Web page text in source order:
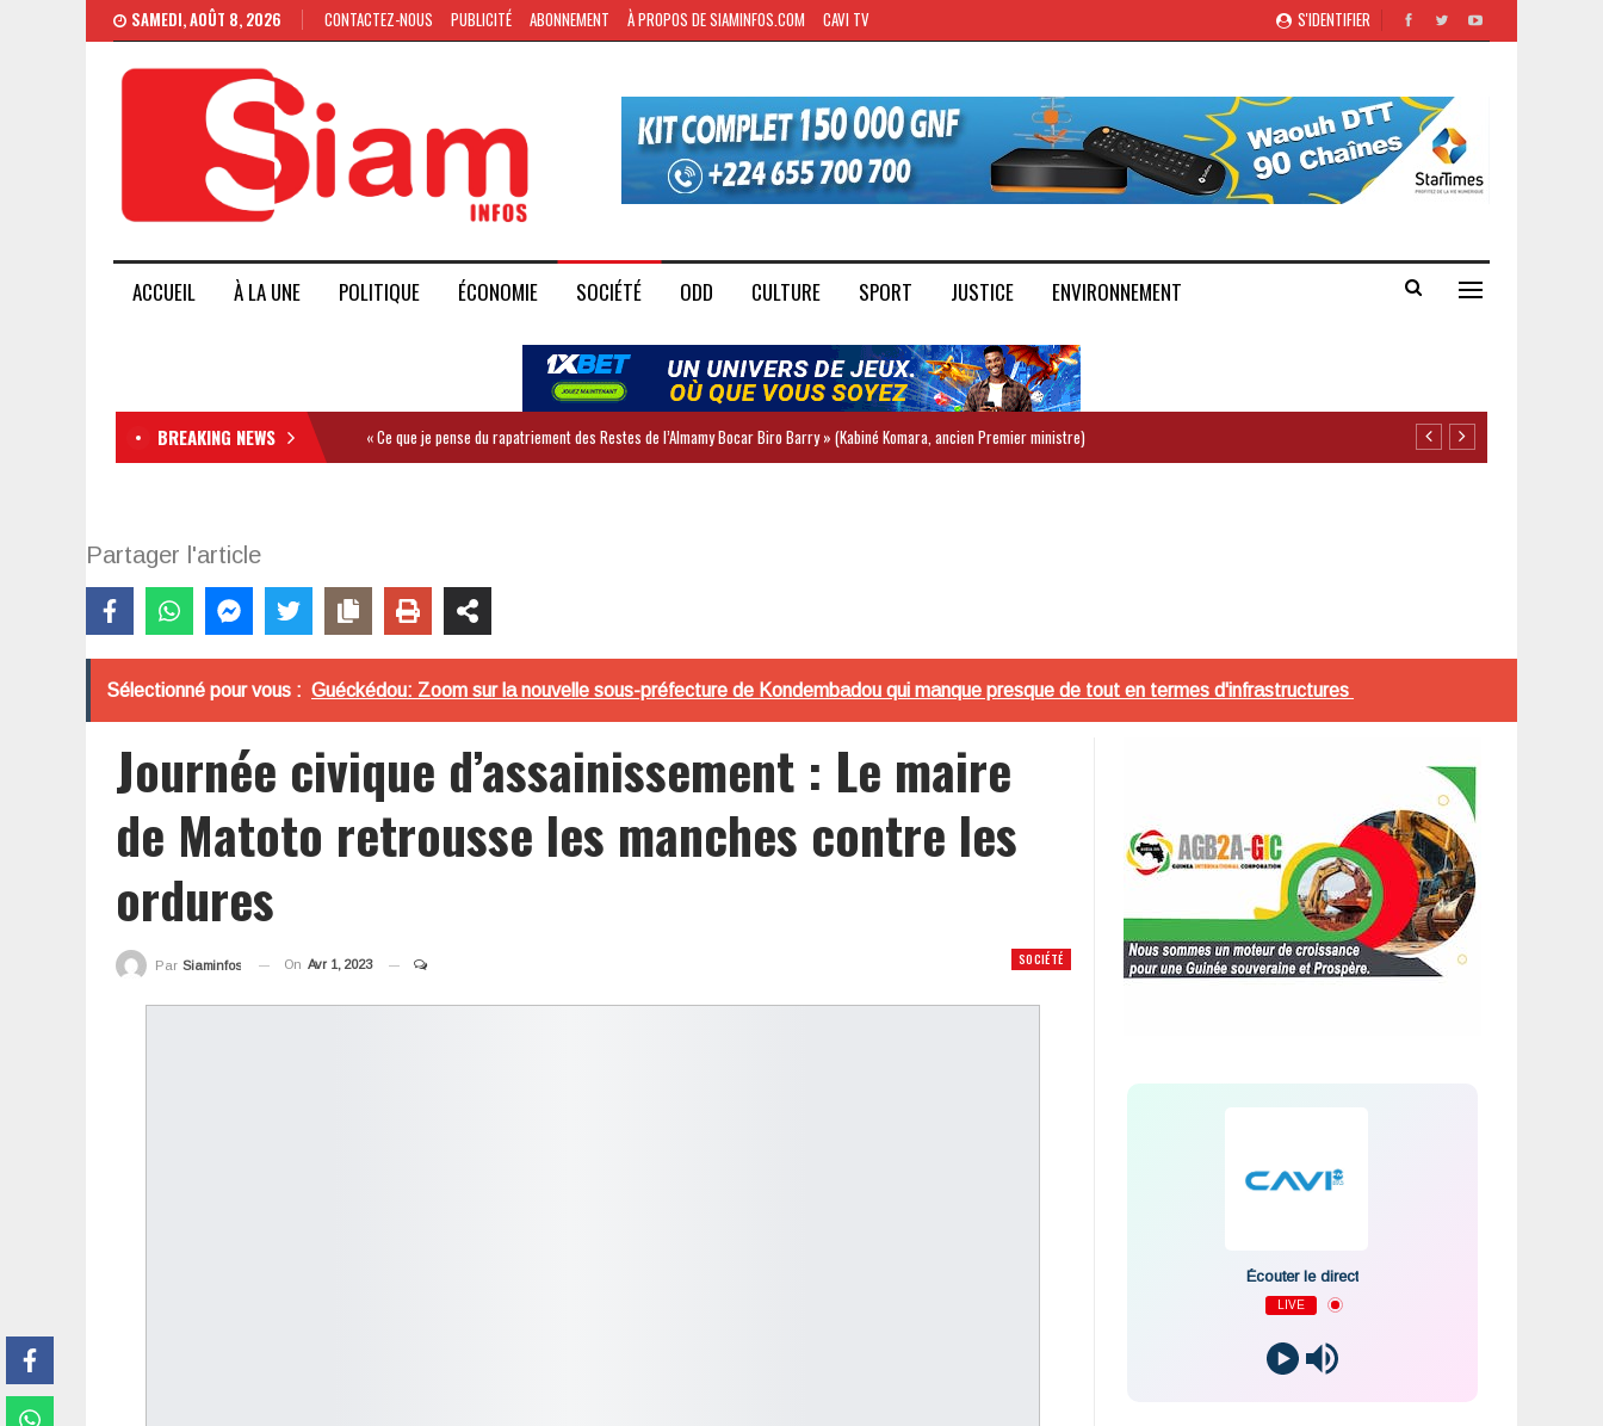
S'IDENTIFIER
SAMEDI, AOÛT 8, 2026 CONTACTEZ-NOUS PUBLICITÉ ABONNEMENT À PROPOS DE SIAMINFOS.COM CAVI TV
ACCUEIL À LA UNE POLITIQUE ÉCONOMIE SOCIÉTÉ ODD CULTURE SPORT JUSTICE ENVIRONNEMENT
BREAKING NEWS « Ce que je pense du rapatriement des Restes de l’Almamy Bocar Biro Barry » (Kabiné Komara, ancien Premier ministre)
Partager l'article
Sélectionné pour vous : Guéckédou: Zoom sur la nouvelle sous-préfecture de Kondembadou qui manque presque de tout en termes d'infrastructures
Journée civique d’assainissement : Le maire
de Matoto retrousse les manches contre les
ordures
SOCIÉTÉ
Par Siaminfos On Avr 1, 2023
Écouter le direct
LIVE